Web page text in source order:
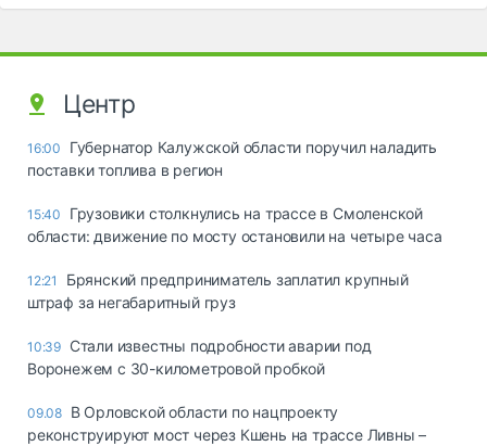
Центр
16:00
Губернатор Калужской области поручил наладить
поставки топлива в регион
15:40
Грузовики столкнулись на трассе в Смоленской
области: движение по мосту остановили на четыре часа
12:21
Брянский предприниматель заплатил крупный
штраф за негабаритный груз
10:39 Стали известны подробности аварии под
Воронежем с 30-километровой пробкой
09.08 В Орловской области по нацпроекту
реконструируют мост через Кшень на трассе Ливны –